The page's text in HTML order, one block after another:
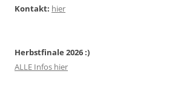
Kontakt: hier
Herbstfinale 2026 :)
ALLE Infos hier